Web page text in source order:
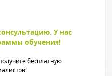
У нас
обучения!
бесплатную